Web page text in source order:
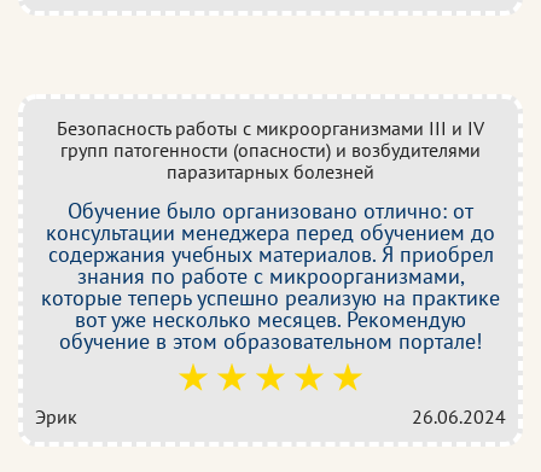
Безопасность работы с микроорганизмами III и IV
групп патогенности (опасности) и возбудителями
паразитарных болезней
Обучение было организовано отлично: от
консультации менеджера перед обучением до
содержания учебных материалов. Я приобрел
знания по работе с микроорганизмами,
которые теперь успешно реализую на практике
вот уже несколько месяцев. Рекомендую
обучение в этом образовательном портале!
Эрик 26.06.2024